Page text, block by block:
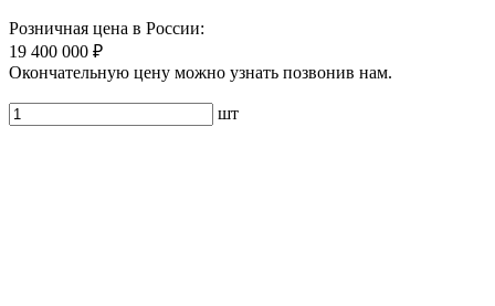
Розничная цена в России:
19 400 000 ₽
Окончательную цену можно узнать позвонив нам.
шт